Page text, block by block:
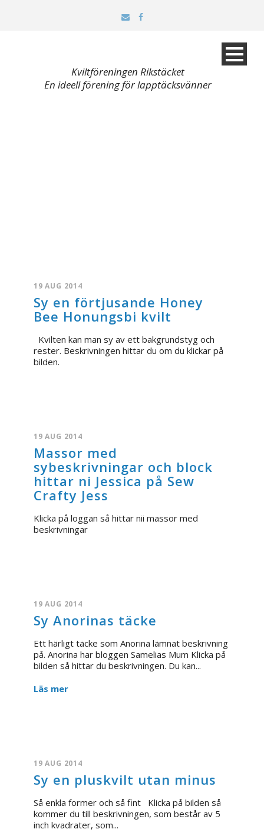
Kviltföreningen Rikstäcket
En ideell förening för lapptäcksvänner
19 AUG 2014
Sy en förtjusande Honey
Bee Honungsbi kvilt
Kvilten kan man sy av ett bakgrundstyg och
rester. Beskrivningen hittar du om du klickar på
bilden.
19 AUG 2014
Massor med
sybeskrivningar och block
hittar ni Jessica på Sew
Crafty Jess
Klicka på loggan så hittar nii massor med
beskrivningar
19 AUG 2014
Sy Anorinas täcke
Ett härligt täcke som Anorina lämnat beskrivning
på. Anorina har bloggen Samelias Mum Klicka på
bilden så hittar du beskrivningen. Du kan...
Läs mer
19 AUG 2014
Sy en pluskvilt utan minus
Så enkla former och så fint Klicka på bilden så
kommer du till beskrivningen, som består av 5
inch kvadrater, som...